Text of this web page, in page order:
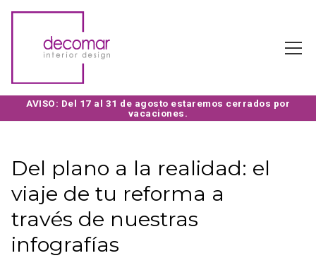
Del plano a la realidad: el
viaje de tu reforma a
través de nuestras
infografías